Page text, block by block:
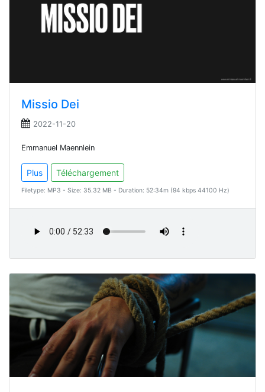
Missio Dei
2022-11-20
Emmanuel Maennlein
Plus Téléchargement
Filetype: MP3 - Size: 35.32 MB - Duration: 52:34m (94 kbps 44100 Hz)